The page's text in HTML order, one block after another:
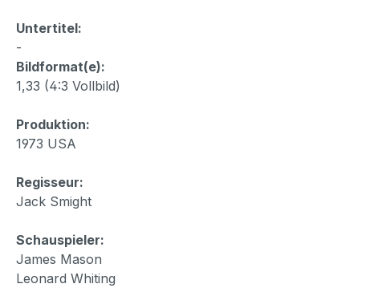
Untertitel:
-
Bildformat(e):
1,33 (4:3 Vollbild)
Produktion:
1973 USA
Regisseur:
Jack Smight
Schauspieler:
James Mason
Leonard Whiting